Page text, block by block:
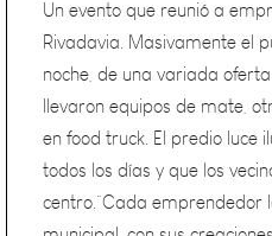
noche, de una variada
llevaron equipos de
en food truck. El predio
todos los días y que los
centro.“Cada
municipal, con sus